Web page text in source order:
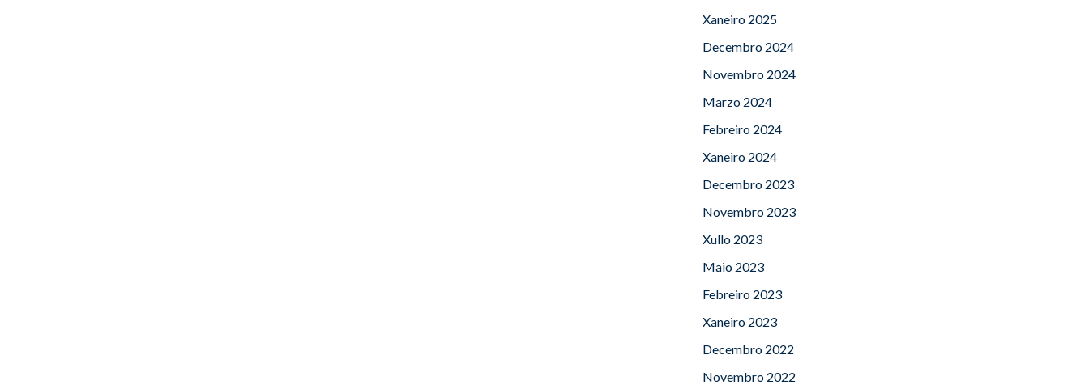
Xaneiro 2025
Decembro 2024
Novembro 2024
Marzo 2024
Febreiro 2024
Xaneiro 2024
Decembro 2023
Novembro 2023
Xullo 2023
Maio 2023
Febreiro 2023
Xaneiro 2023
Decembro 2022
Novembro 2022